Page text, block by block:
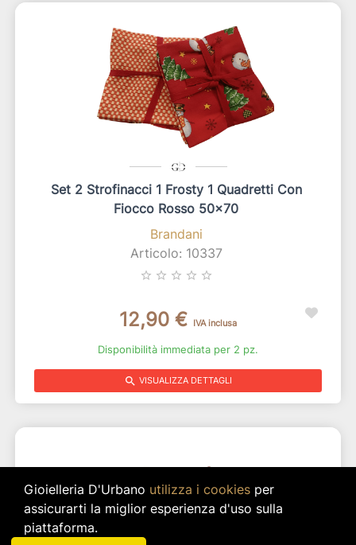
Set 2 Strofinacci 1 Frosty 1 Quadretti Con
Fiocco Rosso 50x70
Brandani
Articolo: 10337
star_border star_border star_border star_border star_border
12,90 € IVA inclusa
Disponibilità immediata per 2 pz.
search VISUALIZZA DETTAGLI
Gioielleria D'Urbano utilizza i cookiesper
assicurarti la miglior esperienza d'uso sulla
piattaforma.